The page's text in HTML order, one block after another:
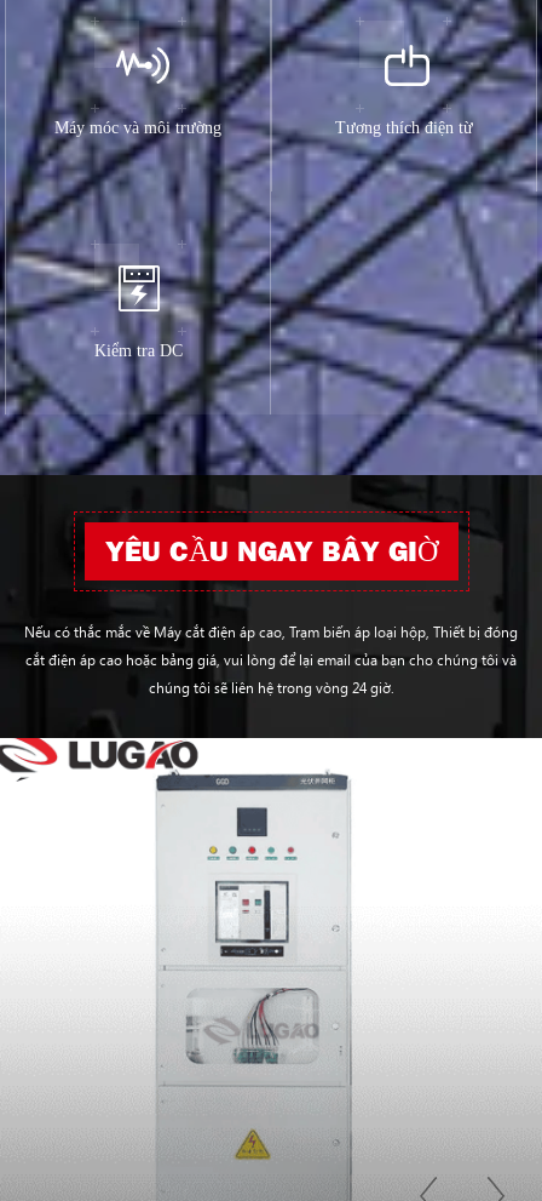
Máy móc và môi trường Tương thích điện từ
Kiểm tra DC
YÊU CẦU NGAY BÂY GIỜ
Nếu có thắc mắc về Máy cắt điện áp cao, Trạm biến áp loại hộp, Thiết bị đóng
cắt điện áp cao hoặc bảng giá, vui lòng để lại email của bạn cho chúng tôi và
chúng tôi sẽ liên hệ trong vòng 24 giờ.